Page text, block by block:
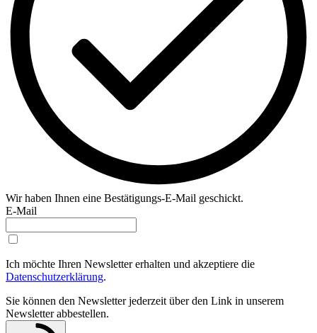
Wir haben Ihnen eine Bestätigungs-E-Mail geschickt.
E-Mail
Ich möchte Ihren Newsletter erhalten und akzeptiere die
Datenschutzerklärung.
Sie können den Newsletter jederzeit über den Link in unserem
Newsletter abbestellen.